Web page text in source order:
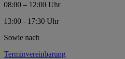
08:00 – 12:00 Uhr
13:00 - 17:30 Uhr
Sowie nach
Terminvereinbarung